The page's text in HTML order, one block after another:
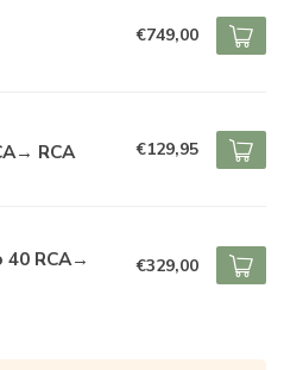
€749,00
RCA €129,95
RCA→ €329,00